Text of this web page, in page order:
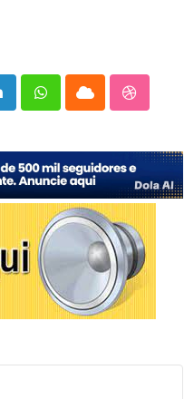
WhatsappCloud